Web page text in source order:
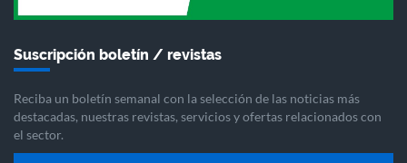
Suscripción boletín / revistas
Reciba un boletín semanal con la selección de las noticias más
destacadas, nuestras revistas, servicios y ofertas relacionados con
el sector.